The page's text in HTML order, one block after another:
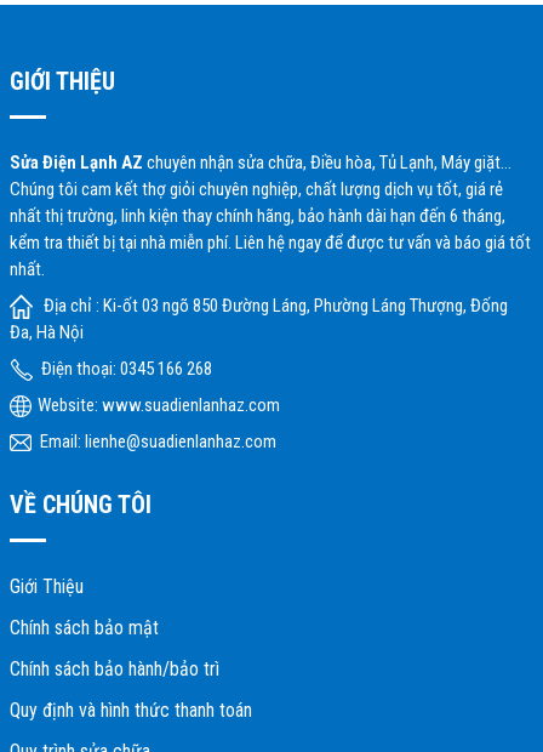
GIỚI THIỆU
Sửa Điện Lạnh AZ chuyên nhận sửa chữa, Điều hòa, Tủ Lạnh, Máy giặt…
Chúng tôi cam kết thợ giỏi chuyên nghiệp, chất lượng dịch vụ tốt, giá rẻ
nhất thị trường, linh kiện thay chính hãng, bảo hành dài hạn đến 6 tháng,
kểm tra thiết bị tại nhà miễn phí. Liên hệ ngay để được tư vấn và báo giá tốt
nhất.
Địa chỉ : Ki-ốt 03 ngõ 850 Đường Láng, Phường Láng Thượng, Đống
Đa, Hà Nội
Điện thoại: 0345 166 268
Website: www.suadienlanhaz.com
Email: lienhe@suadienlanhaz.com
VỀ CHÚNG TÔI
Giới Thiệu
Chính sách bảo mật
Chính sách bảo hành/bảo trì
Quy định và hình thức thanh toán